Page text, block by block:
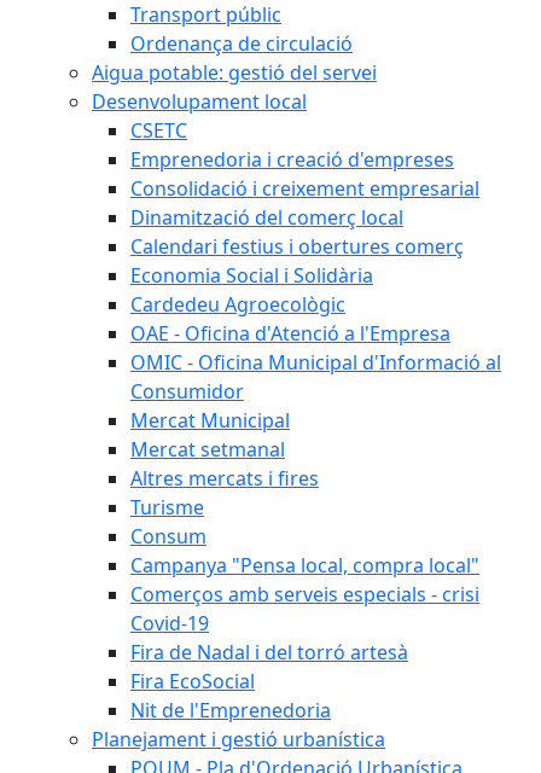
Transport públic
Ordenança de circulació
Aigua potable: gestió del servei
Desenvolupament local
CSETC
Emprenedoria i creació d'empreses
Consolidació i creixement empresarial
Dinamització del comerç local
Calendari festius i obertures comerç
Economia Social i Solidària
Cardedeu Agroecològic
OAE - Oficina d'Atenció a l'Empresa
OMIC - Oficina Municipal d'Informació al
Consumidor
Mercat Municipal
Mercat setmanal
Altres mercats i fires
Turisme
Consum
Campanya "Pensa local, compra local"
Comerços amb serveis especials - crisi
Covid-19
Fira de Nadal i del torró artesà
Fira EcoSocial
Nit de l'Emprenedoria
Planejament i gestió urbanística